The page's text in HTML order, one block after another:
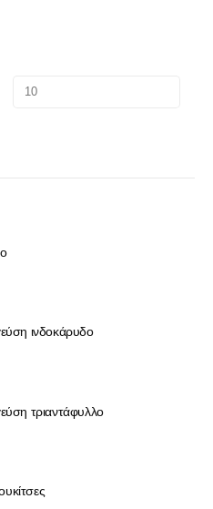
ινδοκάρυδο
τριαντάφυλλο